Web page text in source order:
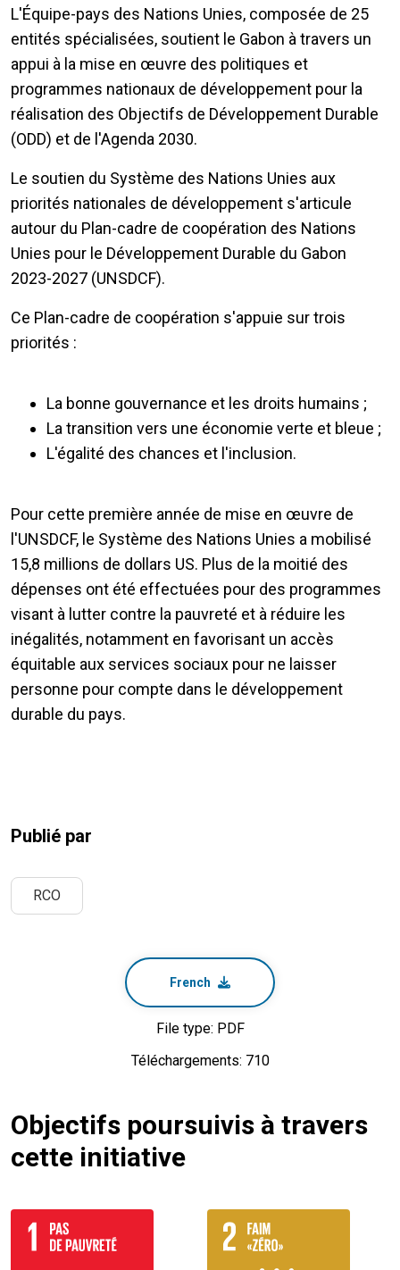
L'Équipe-pays des Nations Unies, composée de 25
entités spécialisées, soutient le Gabon à travers un
appui à la mise en œuvre des politiques et
programmes nationaux de développement pour la
réalisation des Objectifs de Développement Durable
(ODD) et de l'Agenda 2030.
Le soutien du Système des Nations Unies aux
priorités nationales de développement s'articule
autour du Plan-cadre de coopération des Nations
Unies pour le Développement Durable du Gabon
2023-2027 (UNSDCF).
Ce Plan-cadre de coopération s'appuie sur trois
priorités :
La bonne gouvernance et les droits humains ;
La transition vers une économie verte et bleue ;
L'égalité des chances et l'inclusion.
Pour cette première année de mise en œuvre de
l'UNSDCF, le Système des Nations Unies a mobilisé
15,8 millions de dollars US. Plus de la moitié des
dépenses ont été effectuées pour des programmes
visant à lutter contre la pauvreté et à réduire les
inégalités, notamment en favorisant un accès
équitable aux services sociaux pour ne laisser
personne pour compte dans le développement
durable du pays.
Publié par
RCO
French
File type: PDF
Téléchargements: 710
Objectifs poursuivis à travers
cette initiative